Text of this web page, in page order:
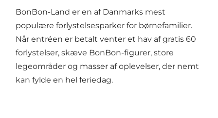
BonBon-Land er en af Danmarks mest
populære forlystelsesparker for børnefamilier.
Når entréen er betalt venter et hav af gratis 60
forlystelser, skæve BonBon-figurer, store
legeområder og masser af oplevelser, der nemt
kan fylde en hel feriedag.